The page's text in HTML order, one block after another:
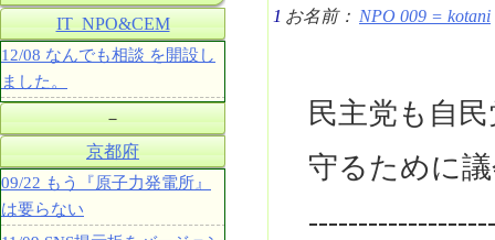
1 お名前： NPO 009 = kotani
民主党も自
守るために
IT_NPO&CEM
12/08 なんでも相談 を開設し
ました。
－
京都府
09/22 もう『原子力発電所』
は要らない